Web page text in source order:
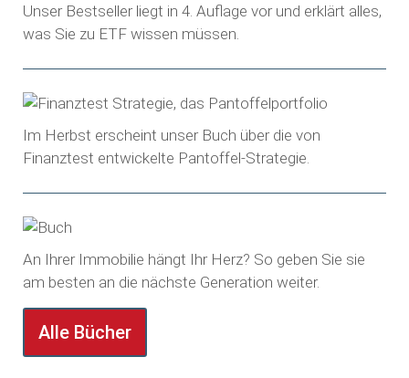
Unser Bestseller liegt in 4. Auflage vor und erklärt alles,
was Sie zu ETF wissen müssen.
Im Herbst erscheint unser Buch über die von
Finanztest entwickelte Pantoffel-Strategie.
An Ihrer Immobilie hängt Ihr Herz? So geben Sie sie
am besten an die nächste Generation weiter.
Alle Bücher